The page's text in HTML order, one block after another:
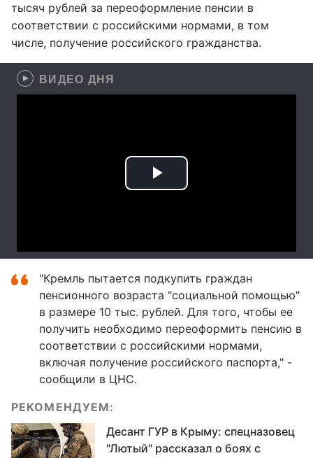
тысяч рублей за переоформление пенсии в
соответствии с российскими нормами, в том
числе, получение российского гражданства.
ВИДЕО ДНЯ
"Кремль пытается подкупить граждан
пенсионного возраста "социальной помощью"
в размере 10 тыс. рублей. Для того, чтобы ее
получить необходимо переоформить пенсию в
соответствии с российскими нормами,
включая получение российского паспорта," -
сообщили в ЦНС.
РЕКОМЕНДУЕМ:
Десант ГУР в Крыму: спецназовец
"Лютый" рассказал о боях с